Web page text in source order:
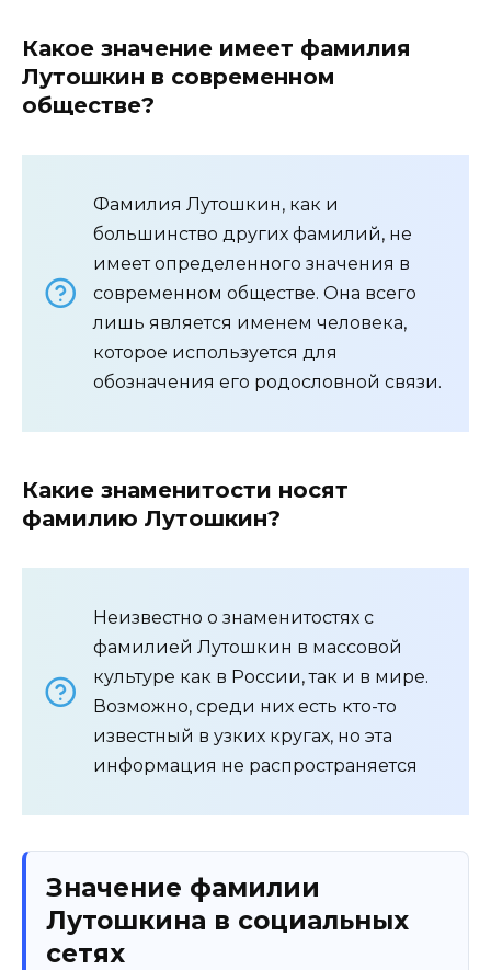
Какое значение имеет фамилия
Лутошкин в современном
обществе?
Фамилия Лутошкин, как и
большинство других фамилий, не
имеет определенного значения в
современном обществе. Она всего
лишь является именем человека,
которое используется для
обозначения его родословной связи.
Какие знаменитости носят
фамилию Лутошкин?
Неизвестно о знаменитостях с
фамилией Лутошкин в массовой
культуре как в России, так и в мире.
Возможно, среди них есть кто-то
известный в узких кругах, но эта
информация не распространяется
Значение фамилии
Лутошкина в социальных
сетях